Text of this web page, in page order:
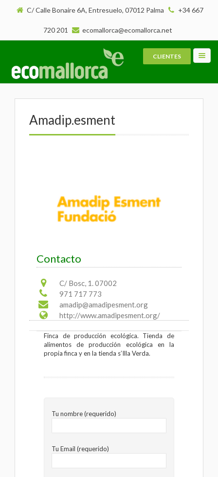
C/ Calle Bonaire 6A, Entresuelo, 07012 Palma +34 667
720 201 ecomallorca@ecomallorca.net
CLIENTES
Amadip.esment
Contacto
C/ Bosc, 1. 07002
971 717 773
amadip@amadipesment.org
http://www.amadipesment.org/
Finca de producción ecológica. Tienda de
alimentos de producción ecológica en la
propia finca y en la tienda s’Illa Verda.
Tu nombre (requerido)
Tu Email (requerido)